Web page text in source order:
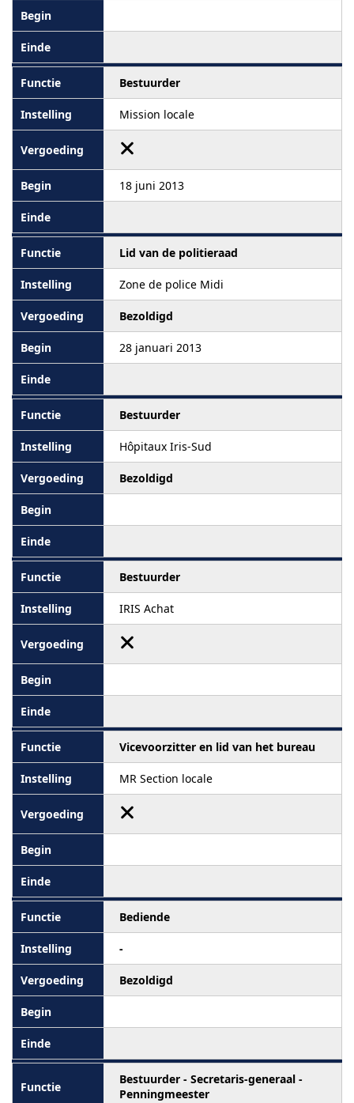
Bestuurder
Mission locale
18 juni 2013
Lid van de politieraad
Zone de police Midi
Bezoldigd
28 januari 2013
Bestuurder
Hôpitaux Iris-Sud
Bezoldigd
Bestuurder
IRIS Achat
Vicevoorzitter en lid van het bureau
MR Section locale
Bediende
-
Bezoldigd
Bestuurder - Secretaris-generaal -
Penningmeester